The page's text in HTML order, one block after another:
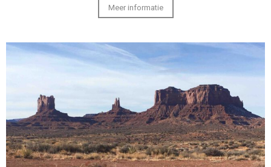
Meer informatie